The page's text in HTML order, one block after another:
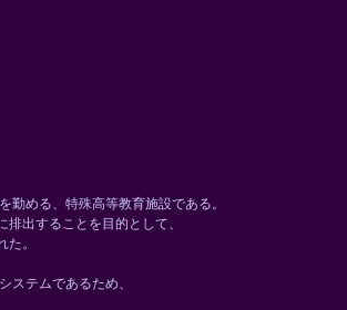
める、特殊高等教育施設である。
出することを目的として、
。
テムであるため、